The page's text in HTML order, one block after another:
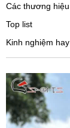
Các thương hiệu
Top list
Kinh nghiệm hay